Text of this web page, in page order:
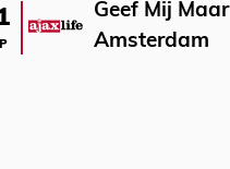
Geef Mij Maar
Amsterdam